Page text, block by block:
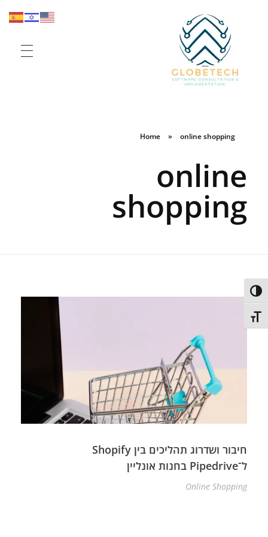
הפעל/כבה ניגודיות גבוהה
מתג גודל גופן
Home » online shopping
online
shopping
חיבור ושדרוג תהליכים בין Shopify
ל־Pipedrive בחנות אונליין
Online Shopping